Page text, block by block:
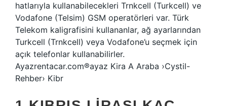
hatlarıyla kullanabilecekleri Trnkcell (Turkcell) ve
Vodafone (Telsim) GSM operatörleri var. Türk
Telekom kaligrafisini kullananlar, ağ ayarlarından
Turkcell (Trnkcell) veya Vodafone’u seçmek için
açık telefonlar kullanabilirler.
Ayazrentacar.com®ayaz Kira A Araba ›Cystil-
Rehber› Kibr